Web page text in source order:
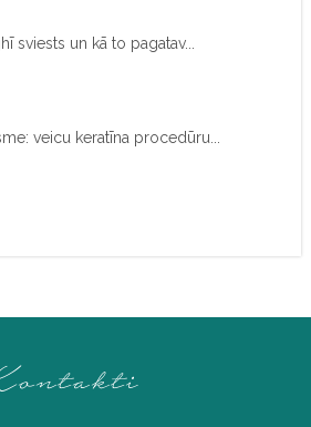
sviests un kā to pagatav...
veicu keratīna procedūru...